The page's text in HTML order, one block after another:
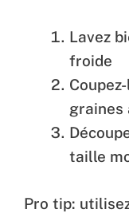
Lavez
froide
graines
taille
Pro tip: